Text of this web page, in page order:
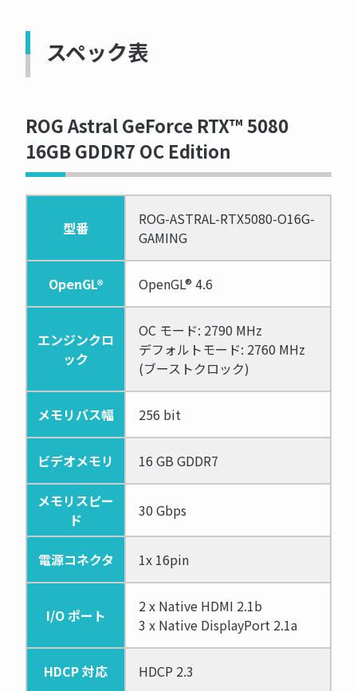
スペック表
ROG Astral GeForce RTX™ 5080
16GB GDDR7 OC Edition
型番
ROG-ASTRAL-RTX5080-O16G-
GAMING
OpenGL® OpenGL® 4.6
エンジンクロ
ック
OC モード: 2790 MHz
デフォルトモード: 2760 MHz
(ブーストクロック)
メモリバス幅 256 bit
ビデオメモリ 16 GB GDDR7
メモリスピー
ド
30 Gbps
電源コネクタ 1x 16pin
I/O ポート
2 x Native HDMI 2.1b
3 x Native DisplayPort 2.1a
HDCP 対応 HDCP 2.3